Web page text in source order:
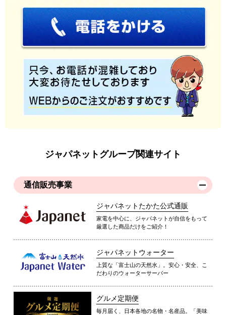
ジャパネットグループ関連サイト
通信販売事業
ジャパネットたかた公式通販
家電を中心に、ジャパネットが自信をもって
厳選した商品だけをご紹介！
ジャパネットウォーター
上質な「富士山の天然水」。安心・安全、こ
だわりのウォーターサーバー
グルメ定期便
毎月届く、日本各地の名物・名産品。「美味